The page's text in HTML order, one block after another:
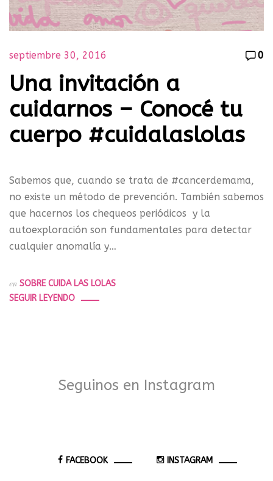
septiembre 30, 2016 0
Una invitación a
cuidarnos – Conocé tu
cuerpo #cuidalaslolas
Sabemos que, cuando se trata de #cancerdemama,
no existe un método de prevención. También sabemos
que hacernos los chequeos periódicos y la
autoexploración son fundamentales para detectar
cualquier anomalía y…
en SOBRE CUIDA LAS LOLAS
SEGUIR LEYENDO
Seguinos en Instagram
FACEBOOK INSTAGRAM